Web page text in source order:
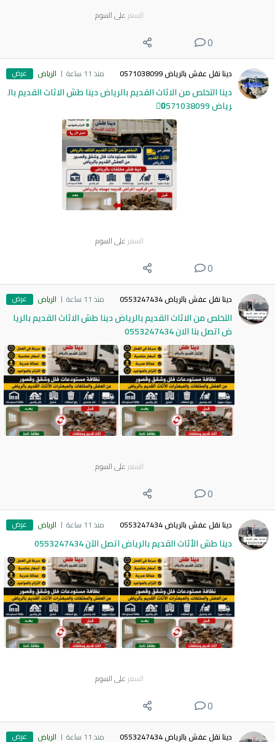
السعر على السوم
0
دينا نقل عفش بالرياض 0571038099 منذ 11 ساعة الرياض عرض
دينا التخلص من الاثاث القديم بالرياض دينا طش الاثاث القديم بال
رياض 0َ571038099
السعر على السوم
0
دينا نقل عفش بالرياض 0553247434 منذ 11 ساعة الرياض عرض
التخلص من الاثاث القديم بالرياض دينا طش الاثاث القديم بالريا
ض اتصل بنا الان 0553247434
السعر على السوم
0
دينا نقل عفش بالرياض 0553247434 منذ 11 ساعة الرياض عرض
دينا طش الأثاث القديم بالرياض اتصل الآن 0553247434
السعر على السوم
0
دينا نقل عفش بالرياض 0553247434 منذ 11 ساعة الرياض عرض